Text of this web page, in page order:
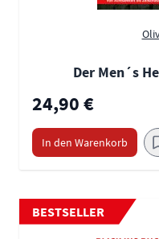
Der Men´s
24,90 €
In den Warenkorb
BESTSELLER